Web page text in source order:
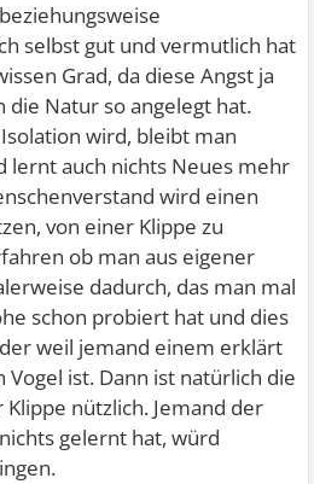
selbst gut und vermutlich hat
Grad, da diese Angst ja
die Natur so angelegt hat.
wird, bleibt man
lernt auch nichts Neues mehr
wird einen
von einer Klippe zu
ob man aus eigener
dadurch, das man mal
schon probiert hat und dies
weil jemand einem erklärt
Vogel ist. Dann ist natürlich die
nützlich. Jemand der
gelernt hat, würd